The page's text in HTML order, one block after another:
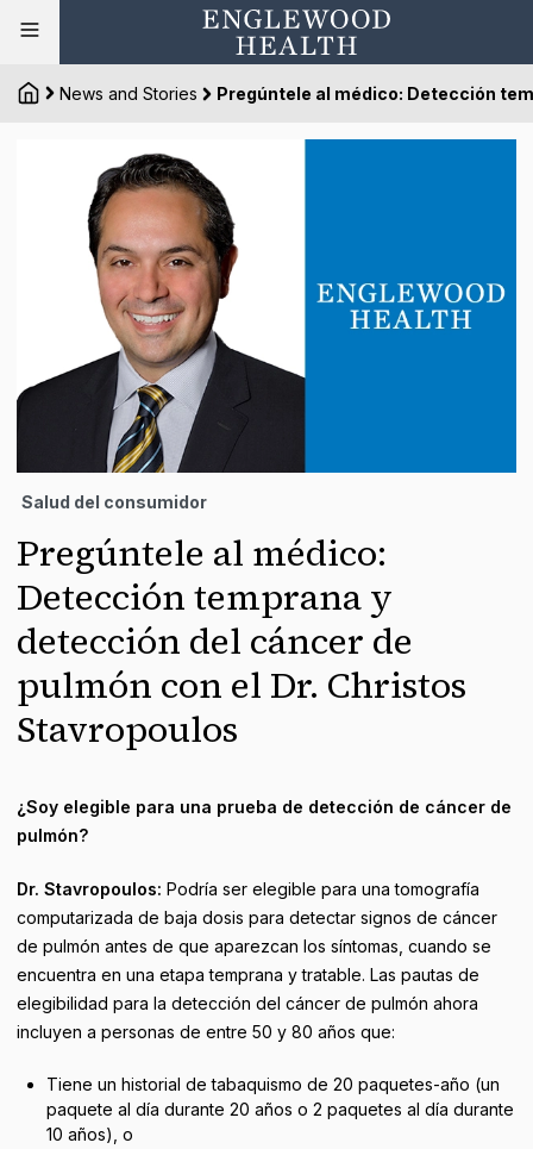
News and Stories Pregúntele al médico: Detección
Salud del consumidor
Pregúntele al médico:
Detección temprana y
detección del cáncer de
pulmón con el Dr. Christos
Stavropoulos
¿Soy elegible para una prueba de detección de cáncer de
pulmón?
Dr. Stavropoulos: Podría ser elegible para una tomografía
computarizada de baja dosis para detectar signos de cáncer
de pulmón antes de que aparezcan los síntomas, cuando se
encuentra en una etapa temprana y tratable. Las pautas de
elegibilidad para la detección del cáncer de pulmón ahora
incluyen a personas de entre 50 y 80 años que:
Tiene un historial de tabaquismo de 20 paquetes-año (un
paquete al día durante 20 años o 2 paquetes al día durante
10 años), o